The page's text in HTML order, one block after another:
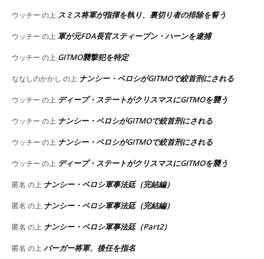
ウッチー の上 スミス将軍が指揮を執り、裏切り者の排除を誓う
ウッチー の上 軍が元FDA長官スティーブン・ハーンを逮捕
ウッチー の上 GITMO襲撃犯を特定
ななしのかかし の上 ナンシー・ペロシがGITMOで絞首刑にされる
ウッチー の上 ディープ・ステートがクリスマスにGITMOを襲う
ウッチー の上 ナンシー・ペロシがGITMOで絞首刑にされる
ウッチー の上 ナンシー・ペロシがGITMOで絞首刑にされる
ウッチー の上 ディープ・ステートがクリスマスにGITMOを襲う
匿名 の上 ナンシー・ペロシ軍事法廷（完結編）
匿名 の上 ナンシー・ペロシ軍事法廷（完結編）
匿名 の上 ナンシー・ペロシ軍事法廷（Part2）
匿名 の上 バーガー将軍、後任を指名